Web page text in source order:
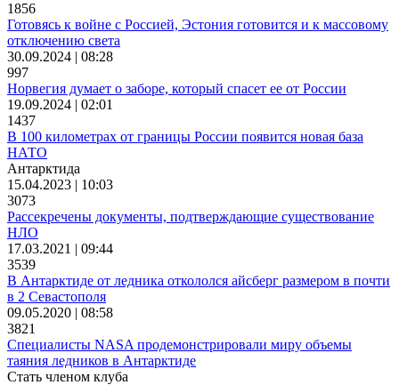
1856
Готовясь к войне с Россией, Эстония готовится и к массовому
отключению света
30.09.2024 | 08:28
997
Норвегия думает о заборе, который спасет ее от России
19.09.2024 | 02:01
1437
В 100 километрах от границы России появится новая база
НАТО
Антарктида
15.04.2023 | 10:03
3073
Рассекречены документы, подтверждающие существование
НЛО
17.03.2021 | 09:44
3539
В Антарктиде от ледника откололся айсберг размером в почти
в 2 Севастополя
09.05.2020 | 08:58
3821
Специалисты NASA продемонстрировали миру объемы
таяния ледников в Антарктиде
Стать членом клуба